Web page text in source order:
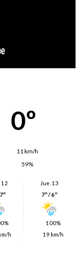
0º
11 km/h
59%
12
h
Jue. 13
7º / 6º
100%
19 km/h